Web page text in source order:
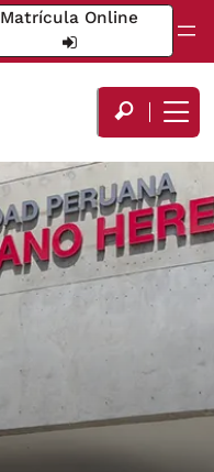
Matrícula Online